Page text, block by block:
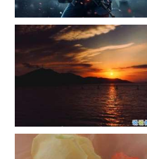
单目摄像头与双目摄像头
日出文案温柔句子 看日出的微
信说说配图